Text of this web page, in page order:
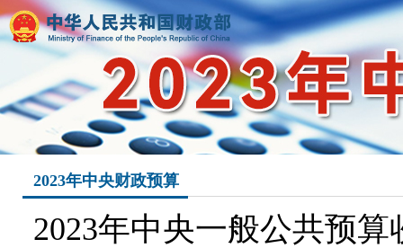
2023年中央财政预算
2023年中央一般公共预算